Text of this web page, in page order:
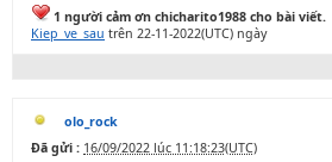
1 người cảm ơn chicharito1988 cho bài viết.
Kiep_ve_sau trên 22-11-2022(UTC) ngày
olo_rock
Đã gửi : 16/09/2022 lúc 11:18:23(UTC)